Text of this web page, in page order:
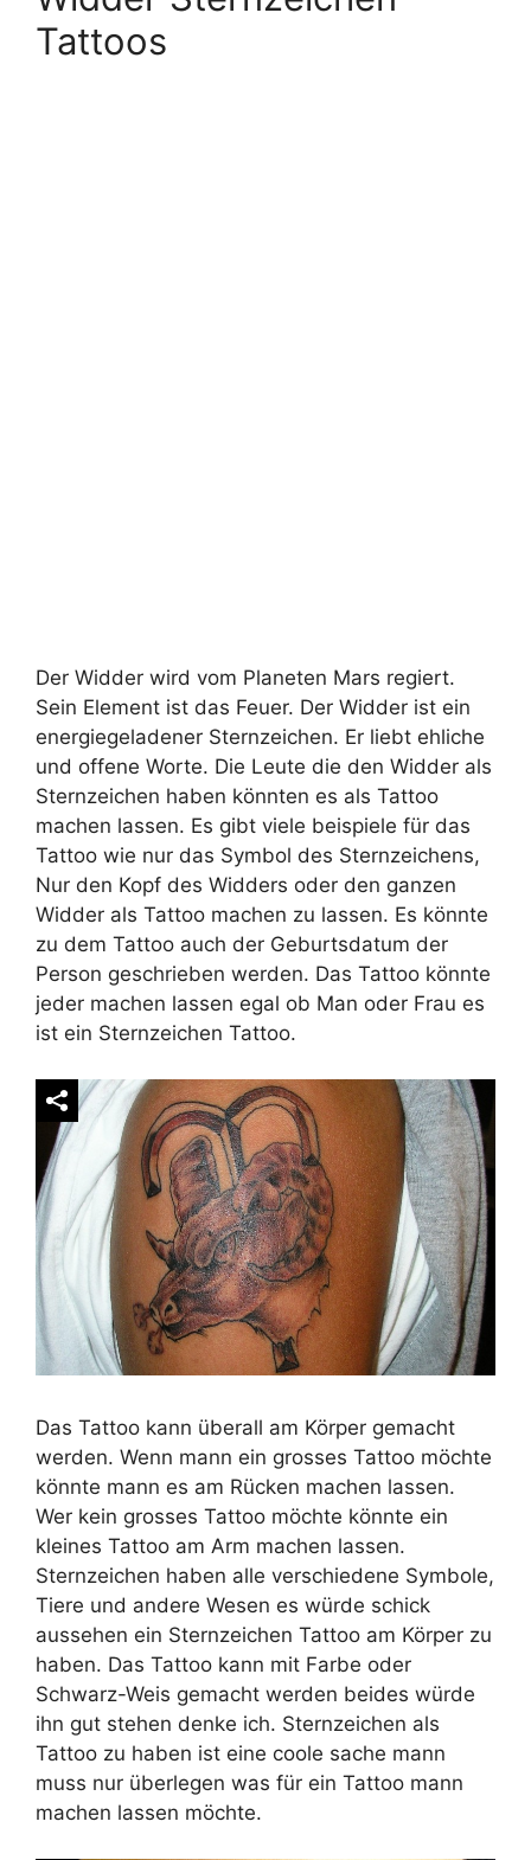
Tattoos
Der Widder wird vom Planeten Mars regiert.
Sein Element ist das Feuer. Der Widder ist ein
energiegeladener Sternzeichen. Er liebt ehliche
und offene Worte. Die Leute die den Widder als
Sternzeichen haben könnten es als Tattoo
machen lassen. Es gibt viele beispiele für das
Tattoo wie nur das Symbol des Sternzeichens,
Nur den Kopf des Widders oder den ganzen
Widder als Tattoo machen zu lassen. Es könnte
zu dem Tattoo auch der Geburtsdatum der
Person geschrieben werden. Das Tattoo könnte
jeder machen lassen egal ob Man oder Frau es
ist ein Sternzeichen Tattoo.
Das Tattoo kann überall am Körper gemacht
werden. Wenn mann ein grosses Tattoo möchte
könnte mann es am Rücken machen lassen.
Wer kein grosses Tattoo möchte könnte ein
kleines Tattoo am Arm machen lassen.
Sternzeichen haben alle verschiedene Symbole,
Tiere und andere Wesen es würde schick
aussehen ein Sternzeichen Tattoo am Körper zu
haben. Das Tattoo kann mit Farbe oder
Schwarz-Weis gemacht werden beides würde
ihn gut stehen denke ich. Sternzeichen als
Tattoo zu haben ist eine coole sache mann
muss nur überlegen was für ein Tattoo mann
machen lassen möchte.